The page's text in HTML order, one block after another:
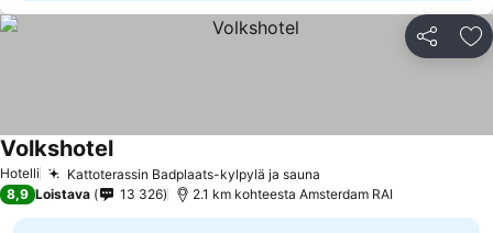
Jaa
Hotelli Kattoterassin Badplaats-kylpylä ja sauna
Volkshotel
8,9 Loistava 13 326 2.1 km kohteesta Amsterdam RAI